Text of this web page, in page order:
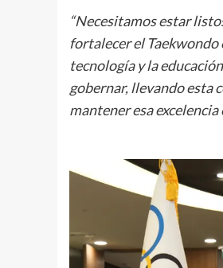
“Necesitamos estar
fortalecer el Taekwondo
tecnología y la
gobernar, llevando esta
mantener esa excelencia